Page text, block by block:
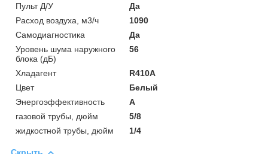
Пульт Д/У
Да
Расход воздуха, м3/ч
1090
Самодиагностика
Да
Уровень шума наружного
блока (дБ)
56
Хладагент
R410A
Цвет
Белый
Энергоэффективность
A
газовой трубы, дюйм
5/8
жидкостной трубы, дюйм
1/4
Скрыть